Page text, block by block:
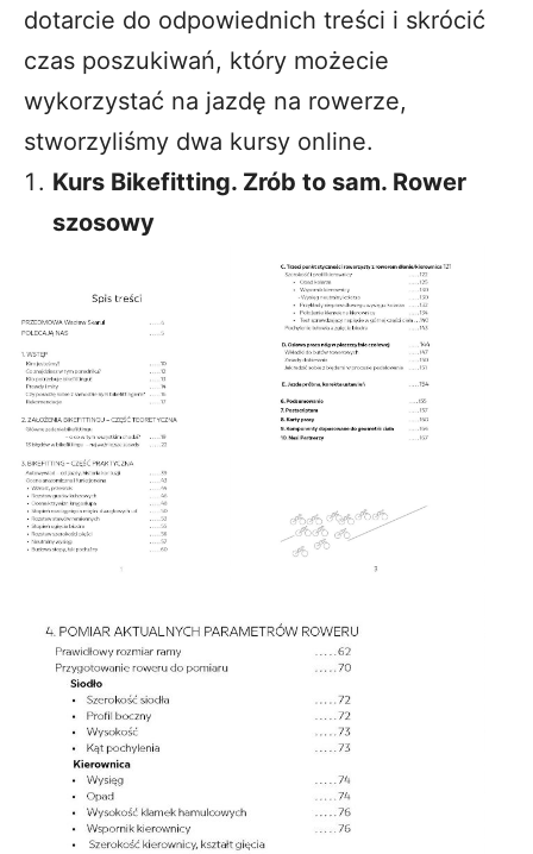
dotarcie do odpowiednich treści i skrócić
czas poszukiwań, który możecie
wykorzystać na jazdę na rowerze,
stworzyliśmy dwa kursy online.
Kurs Bikefitting. Zrób to sam. Rower
szosowy